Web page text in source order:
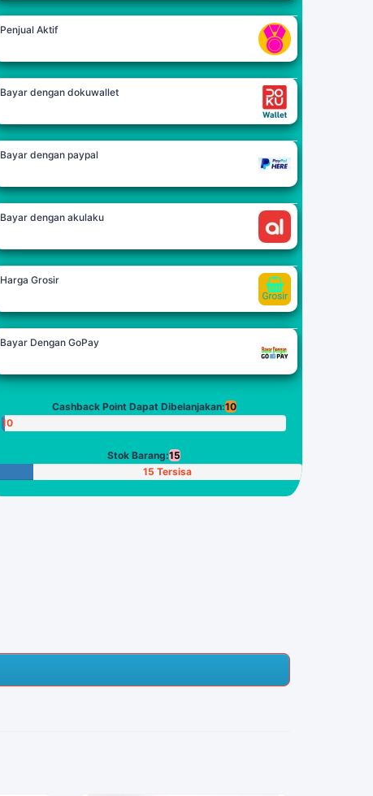
Penjual Aktif
Bayar dengan dokuwallet
Bayar dengan paypal
Bayar dengan akulaku
Harga Grosir
Bayar Dengan GoPay
Cashback Point Dapat Dibelanjakan:10
10
Stok Barang:15
15 Tersisa